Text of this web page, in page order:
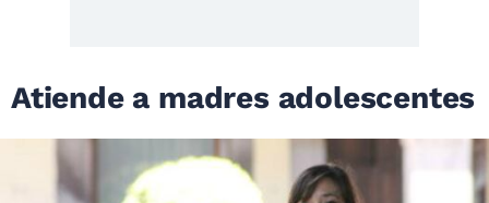
Atiende a madres adolescentes